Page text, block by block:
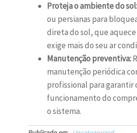
Proteja o ambiente do sol:
ou persianas para
direta do sol, que
exige mais do seu ar
Manutenção preventiva:
manutenção periódica
profissional para garantir
funcionamento do
o sistema.